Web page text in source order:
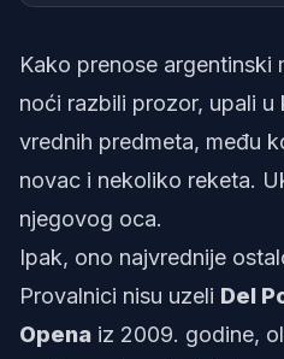
Kako prenose argentinski
noći razbili prozor, upali u
vrednih predmeta, među
novac i nekoliko reketa.
njegovog oca.
Ipak, ono najvrednije
Provalnici nisu uzeli Del
Opena iz 2009. godine,